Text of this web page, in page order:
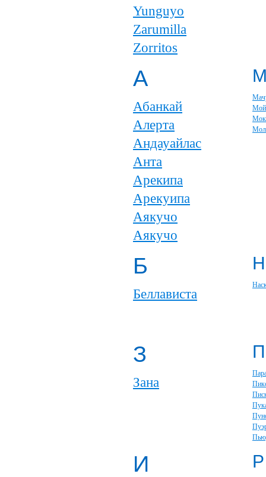
Yunguyo
Zarumilla
Zorritos
А
Абанкай
Алерта
Андауайлас
Анта
Арекипа
Арекуипа
Аякучо
Аякучо
Б
Беллависта
Н
З
Зана
П
И Р